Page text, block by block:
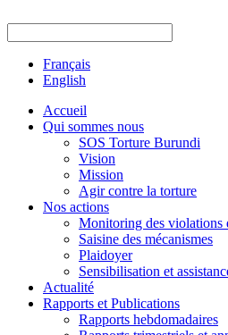
Français
English
Accueil
Qui sommes nous
SOS Torture Burundi
Vision
Mission
Agir contre la torture
Nos actions
Monitoring des violations
Saisine des mécanismes
Plaidoyer
Sensibilisation et
Actualité
Rapports et Publications
Rapports hebdomadaires